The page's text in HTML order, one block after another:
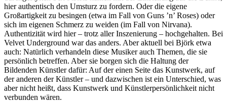
hier authentisch den Umsturz zu fordern. Oder die eigene
Großartigkeit zu besingen (etwa im Fall von Guns ’n’ Roses) oder
sich im eigenen Schmerz zu weiden (im Fall von Nirvana).
Authentizität wird hier – trotz aller Inszenierung – hochgehalten. Bei
Velvet Underground war das anders. Aber aktuell bei Björk etwa
auch: Natürlich verhandeln diese Musiker auch Themen, die sie
persönlich betreffen. Aber sie borgen sich die Haltung der
Bildenden Künstler dafür: Auf der einen Seite das Kunstwerk, auf
der anderen der Künstler – und dazwischen ist ein Unterschied, was
aber nicht heißt, dass Kunstwerk und Künstlerpersönlichkeit nicht
verbunden wären.